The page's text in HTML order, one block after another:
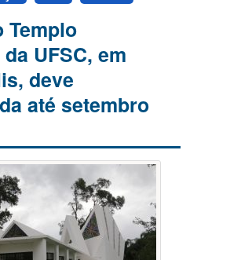
Templo
UFSC, em
deve
até setembro